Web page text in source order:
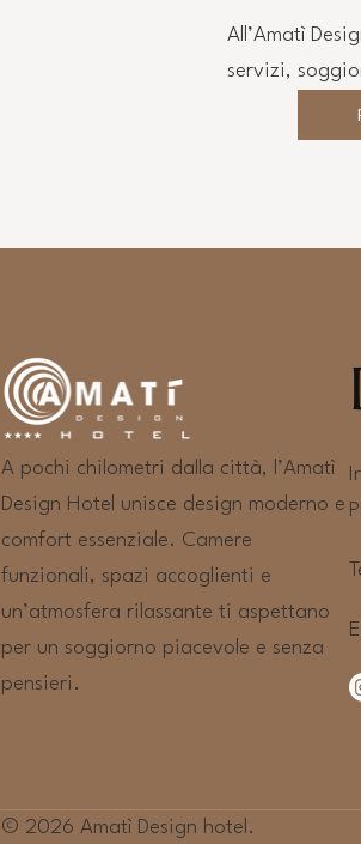
All’Amatì
servizi,
A pochi chilometri dalla città, l’Amatì
Design Hotel unisce design moderno e
comfort essenziale. Camere
funzionali, spazi accoglienti e
un’atmosfera rilassante ti aspettano
per un soggiorno piacevole e senza
pensieri.
© 2026 Amatì Design hotel.